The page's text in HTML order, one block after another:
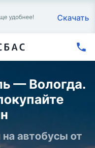
удобнее!
Скачать
— Вологда.
автобусы от